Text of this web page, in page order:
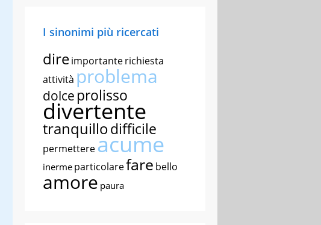
I sinonimi più ricercati
direimportanterichiesta
attività problema
dolce prolisso
divertente
tranquillodifficile
permettereacume
inerme particolarefare bello
amore paura